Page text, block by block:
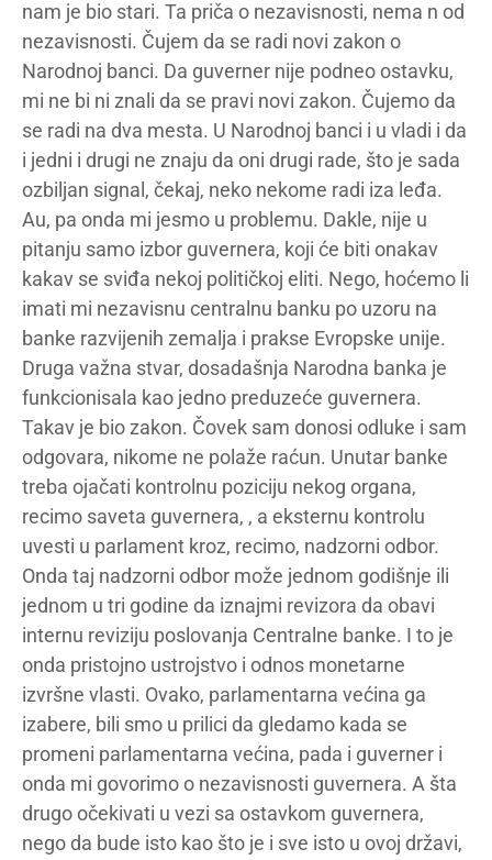
nam je bio stari. Ta priča o nezavisnosti, nema n od
nezavisnosti. Čujem da se radi novi zakon o
Narodnoj banci. Da guverner nije podneo ostavku,
mi ne bi ni znali da se pravi novi zakon. Čujemo da
se radi na dva mesta. U Narodnoj banci i u vladi i da
i jedni i drugi ne znaju da oni drugi rade, što je sada
ozbiljan signal, čekaj, neko nekome radi iza leđa.
Au, pa onda mi jesmo u problemu. Dakle, nije u
pitanju samo izbor guvernera, koji će biti onakav
kakav se sviđa nekoj političkoj eliti. Nego, hoćemo li
imati mi nezavisnu centralnu banku po uzoru na
banke razvijenih zemalja i prakse Evropske unije.
Druga važna stvar, dosadašnja Narodna banka je
funkcionisala kao jedno preduzeće guvernera.
Takav je bio zakon. Čovek sam donosi odluke i sam
odgovara, nikome ne polaže raćun. Unutar banke
treba ojačati kontrolnu poziciju nekog organa,
recimo saveta guvernera, , a eksternu kontrolu
uvesti u parlament kroz, recimo, nadzorni odbor.
Onda taj nadzorni odbor može jednom godišnje ili
jednom u tri godine da iznajmi revizora da obavi
internu reviziju poslovanja Centralne banke. I to je
onda pristojno ustrojstvo i odnos monetarne
izvršne vlasti. Ovako, parlamentarna većina ga
izabere, bili smo u prilici da gledamo kada se
promeni parlamentarna većina, pada i guverner i
onda mi govorimo o nezavisnosti guvernera. A šta
drugo očekivati u vezi sa ostavkom guvernera,
nego da bude isto kao što je i sve isto u ovoj državi,